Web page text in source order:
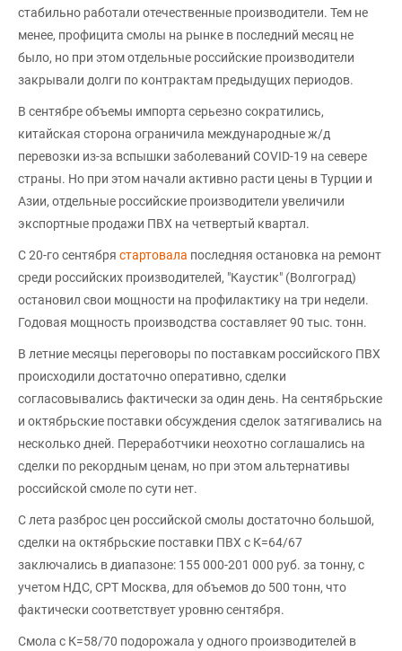
стабильно работали отечественные производители. Тем не
менее, профицита смолы на рынке в последний месяц не
было, но при этом отдельные российские производители
закрывали долги по контрактам предыдущих периодов.
В сентябре объемы импорта серьезно сократились,
китайская сторона ограничила международные ж/д
перевозки из-за вспышки заболеваний COVID-19 на севере
страны. Но при этом начали активно расти цены в Турции и
Азии, отдельные российские производители увеличили
экспортные продажи ПВХ на четвертый квартал.
С 20-го сентября стартовала последняя остановка на ремонт
среди российских производителей, "Каустик" (Волгоград)
остановил свои мощности на профилактику на три недели.
Годовая мощность производства составляет 90 тыс. тонн.
В летние месяцы переговоры по поставкам российского ПВХ
происходили достаточно оперативно, сделки
согласовывались фактически за один день. На сентябрьские
и октябрьские поставки обсуждения сделок затягивались на
несколько дней. Переработчики неохотно соглашались на
сделки по рекордным ценам, но при этом альтернативы
российской смоле по сути нет.
С лета разброс цен российской смолы достаточно большой,
сделки на октябрьские поставки ПВХ с К=64/67
заключались в диапазоне: 155 000-201 000 руб. за тонну, с
учетом НДС, СРТ Москва, для объемов до 500 тонн, что
фактически соответствует уровню сентября.
Смола с К=58/70 подорожала у одного производителей в